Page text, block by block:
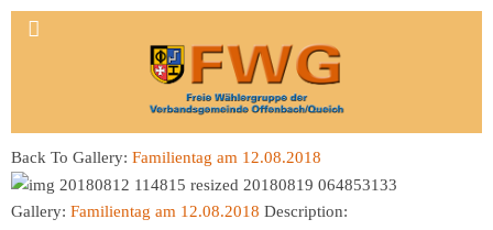
Back To Gallery: Familientag am 12.08.2018
Gallery: Familientag am 12.08.2018 Description: